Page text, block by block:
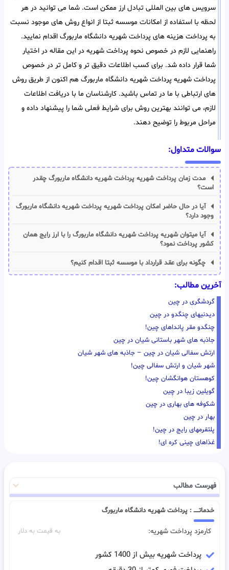
سرویس های بین المللی تبادل ارز ممکن است. شما می توانید در هر
لحظه با استفاده از امکانات موسسه ثبتا از انواع روش های موجود نسبت
به پرداخت هزینه های پرداخت شهریه دانشگاه ماربورگ اقدام نمایید.
راهنمایی لازم در خصوص نحوه پرداخت شهریه در این مقاله در اختیار
شما قرار داده شد. برای کسب اطلاعات دقیق تر و کامل تر در خصوص
پرداخت شهریه پرداخت شهریه دانشگاه ماربورگ هم اکنون از طریق روش
های ارتباطی با ما در تماس باشید. کارشناسان ما با دریافت اطلاعات
لازم، می توانند بهترین روش برای شرایط فعلی شما را پیشنهاد داده و
مراحل مربوط را توضیح دهند.
سوالات متداول:
مدت زمان پرداخت شهریه پرداخت شهریه دانشگاه ماربورگ چقدر
است؟
آیا در حال حاضر امکان پرداخت شهریه پرداخت شهریه دانشگاه ماربورگ
وجود دارد؟
آیا میتوان شهریه پرداخت شهریه دانشگاه ماربورگ را با ارز رایج همان
کشور پرداخت نمود؟
چگونه برای عقد قرارداد با موسسه ثبتا اقدام کنیم؟
آخرین مطالب:
گردشگری در چین
دیدنیهای چنگدو در چین
چنگدو مقر پانداهای چین!
جاذبه های شهر باستانی شیان در چین
ارتش سفالی شیان در چین – جاذبه های شهر شیان
شهر شیان و ارتش سفالی چین!
کوهستان هوانگشان چین!
گویلین زیبا در چین
شکوفه های بهاری در چین
بهار در چین
پلتفرمهای رایج در چین!
غذاهای چینی کره ای!
فهرست مطالب
خدماتـــــ : پرداخت شهریه دانشگاه ماربورگ
کارمزد پرداخت شهریه: به قیمت به دلار
پرداخت شهریه بیش از 1400 کشور